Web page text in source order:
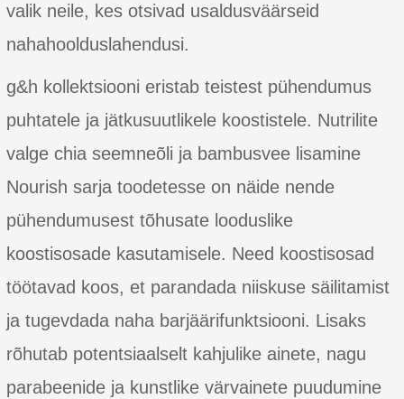
valik neile, kes otsivad usaldusväärseid
nahahoolduslahendusi.
g&h kollektsiooni eristab teistest pühendumus
puhtatele ja jätkusuutlikele koostistele. Nutrilite
valge chia seemneõli ja bambusvee lisamine
Nourish sarja toodetesse on näide nende
pühendumusest tõhusate looduslike
koostisosade kasutamisele. Need koostisosad
töötavad koos, et parandada niiskuse säilitamist
ja tugevdada naha barjäärifunktsiooni. Lisaks
rõhutab potentsiaalselt kahjulike ainete, nagu
parabeenide ja kunstlike värvainete puudumine